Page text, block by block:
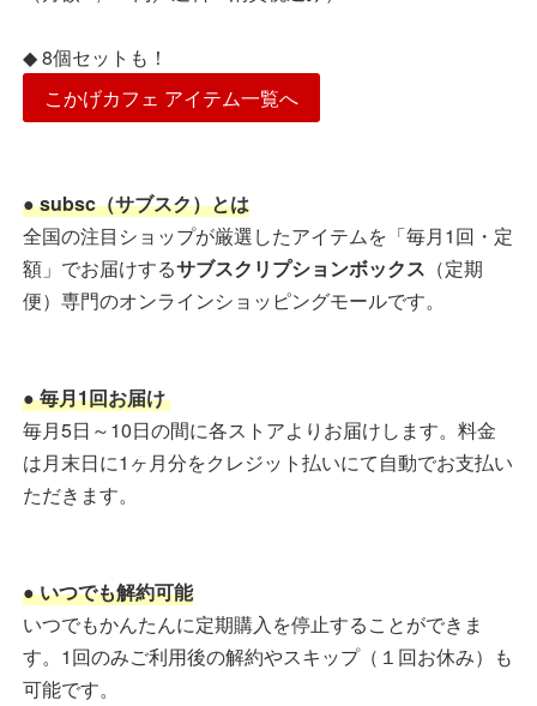
◆ 8個セットも！
こかげカフェ アイテム一覧へ
● subsc（サブスク）とは
全国の注目ショップが厳選したアイテムを「毎月1回・定
額」でお届けするサブスクリプションボックス （定期
便）専門のオンラインショッピングモールです。
● 毎月1回お届け
毎月5日～10日の間に各ストアよりお届けします。料金
は月末日に1ヶ月分をクレジット払いにて自動でお支払い
ただきます。
● いつでも解約可能
いつでもかんたんに定期購入を停止することができま
す。1回のみご利用後の解約やスキップ（１回お休み）も
可能です。